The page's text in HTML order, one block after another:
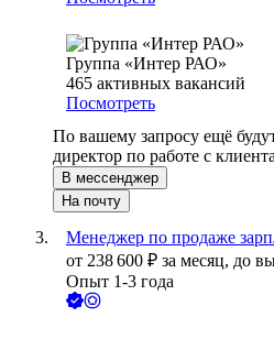
Группа «Интер РАО»
465 активных вакансий
Посмотреть
По вашему запросу ещё
директор по работе с
В мессенджер
На почту
Менеджер по продаже
от 238 600 ₽ за месяц, до
Опыт 1-3 года